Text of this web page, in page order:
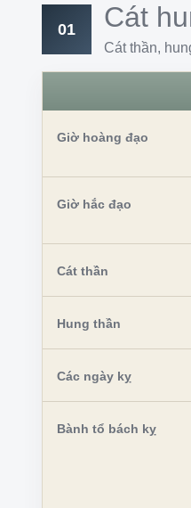
01 Cát
Cát thần,
Giờ hoàng đạo
Giờ hắc đạo
Cát thần
Hung thần
Các ngày kỵ
Bành tổ bách kỵ